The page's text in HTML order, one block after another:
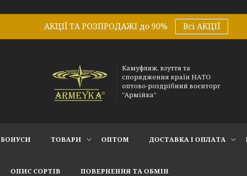
АКЦІЇ ТА РОЗПРОДАЖІ до 90% Всі АКЦІЇ
Камуфляж, взуття та
спорядження країн НАТО
оптово-роздрібний воєнторг
"Армійка"
БОНУСИ ТОВАРИ ОПТОМ ДОСТАВКА І ОПЛАТА
ОПИС СОРТІВ ПОВЕРНЕННЯ ТА ОБМІН